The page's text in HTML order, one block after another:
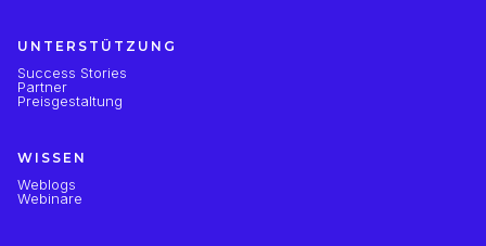
UNTERSTÜTZUNG
Success Stories
Partner
Preisgestaltung
WISSEN
Weblogs
Webinare